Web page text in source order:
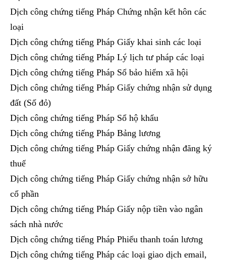
Dịch công chứng tiếng Pháp Chứng nhận kết hôn các
loại
Dịch công chứng tiếng Pháp Giấy khai sinh các loại
Dịch công chứng tiếng Pháp Lý lịch tư pháp các loại
Dịch công chứng tiếng Pháp Sổ bảo hiểm xã hội
Dịch công chứng tiếng Pháp Giấy chứng nhận sử dụng
đất (Số đỏ)
Dịch công chứng tiếng Pháp Sổ hộ khẩu
Dịch công chứng tiếng Pháp Bảng lương
Dịch công chứng tiếng Pháp Giấy chứng nhận đăng ký
thuế
Dịch công chứng tiếng Pháp Giấy chứng nhận sở hữu
cổ phần
Dịch công chứng tiếng Pháp Giấy nộp tiền vào ngân
sách nhà nước
Dịch công chứng tiếng Pháp Phiếu thanh toán lương
Dịch công chứng tiếng Pháp các loại giao dịch email,